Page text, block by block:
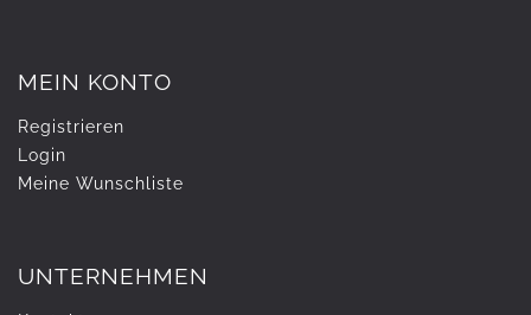
MEIN KONTO
Registrieren
Login
Meine Wunschliste
UNTERNEHMEN